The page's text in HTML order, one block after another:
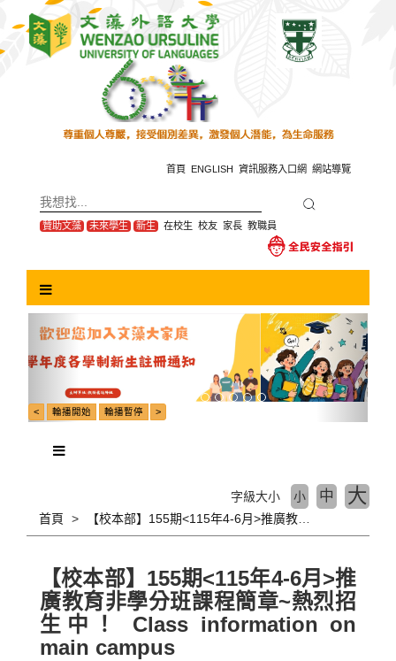
主
首頁 ENGLISH 資訊服務入口網 網站導覽
贊助文藻 未來學生 新生 在校生 校友 家長 教職員
Previous Next
首頁 【校本部】155期<115年4-6月>推廣教育非學分班課程簡章~熱烈招生中！ Class information on main campus
字級大小 小 中 大
【校本部】155期<115年4-6月>推
廣教育非學分班課程簡章~熱烈招
生中！ Class information on
main campus